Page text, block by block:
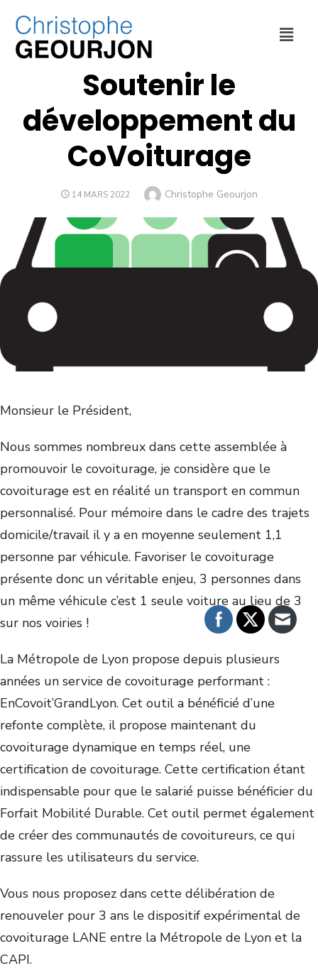
DÉPLACEMENTS,
Soutenir le
développement du
CoVoiturage
14 MARS 2022 Christophe Geourjon
Monsieur le Président,
Nous sommes nombreux dans cette assemblée à
promouvoir le covoiturage, je considère que le
covoiturage est en réalité un transport en commun
personnalisé. Pour mémoire dans le cadre des trajets
domicile/travail il y a en moyenne seulement 1,1
personne par véhicule. Favoriser le covoiturage
présente donc un véritable enjeu, 3 personnes dans
un même véhicule c’est 1 seule voiture au lieu de 3
sur nos voiries !
La Métropole de Lyon propose depuis plusieurs
années un service de covoiturage performant :
EnCovoit’GrandLyon. Cet outil a bénéficié d’une
refonte complète, il propose maintenant du
covoiturage dynamique en temps réel, une
certification de covoiturage. Cette certification étant
indispensable pour que le salarié puisse bénéficier du
Forfait Mobilité Durable. Cet outil permet également
de créer des communautés de covoitureurs, ce qui
rassure les utilisateurs du service.
Vous nous proposez dans cette délibération de
renouveler pour 3 ans le dispositif expérimental de
covoiturage LANE entre la Métropole de Lyon et la
CAPI.